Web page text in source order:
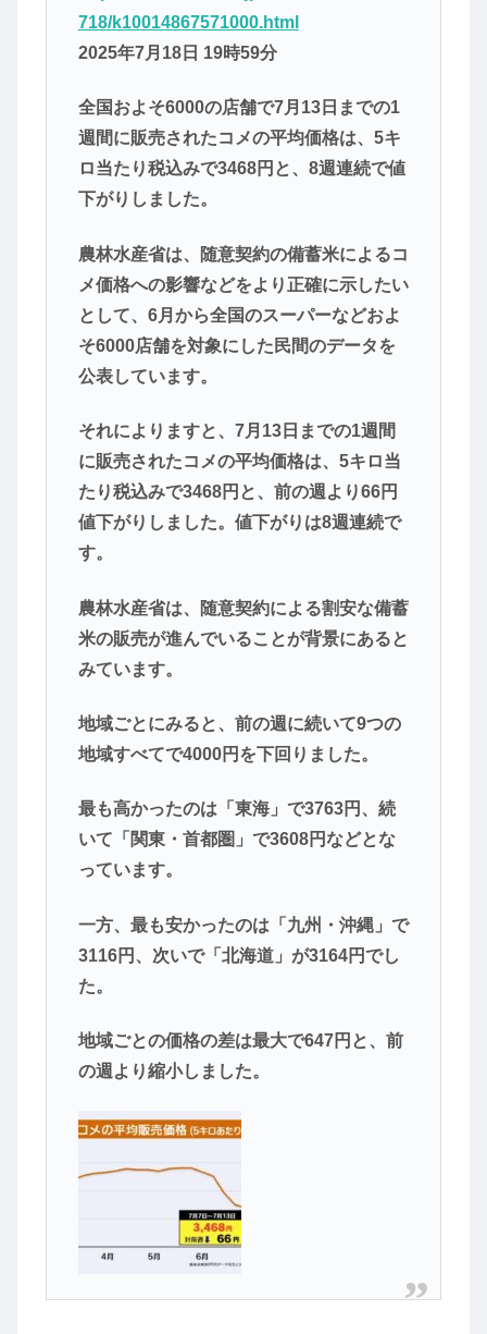
718/k10014867571000.html
2025年7月18日 19時59分
全国およそ6000の店舗で7月13日までの1
週間に販売されたコメの平均価格は、5キ
ロ当たり税込みで3468円と、8週連続で値
下がりしました。
農林水産省は、随意契約の備蓄米によるコ
メ価格への影響などをより正確に示したい
として、6月から全国のスーパーなどおよ
そ6000店舗を対象にした民間のデータを
公表しています。
それによりますと、7月13日までの1週間
に販売されたコメの平均価格は、5キロ当
たり税込みで3468円と、前の週より66円
値下がりしました。値下がりは8週連続で
す。
農林水産省は、随意契約による割安な備蓄
米の販売が進んでいることが背景にあると
みています。
地域ごとにみると、前の週に続いて9つの
地域すべてで4000円を下回りました。
最も高かったのは「東海」で3763円、続
いて「関東・首都圏」で3608円などとな
っています。
一方、最も安かったのは「九州・沖縄」で
3116円、次いで「北海道」が3164円でし
た。
地域ごとの価格の差は最大で647円と、前
の週より縮小しました。